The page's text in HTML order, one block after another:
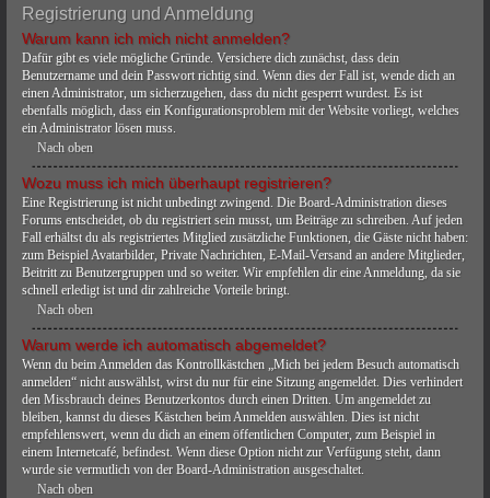
Registrierung und Anmeldung
Warum kann ich mich nicht anmelden?
Dafür gibt es viele mögliche Gründe. Versichere dich zunächst, dass dein
Benutzername und dein Passwort richtig sind. Wenn dies der Fall ist, wende dich an
einen Administrator, um sicherzugehen, dass du nicht gesperrt wurdest. Es ist
ebenfalls möglich, dass ein Konfigurationsproblem mit der Website vorliegt, welches
ein Administrator lösen muss.
Nach oben
Wozu muss ich mich überhaupt registrieren?
Eine Registrierung ist nicht unbedingt zwingend. Die Board-Administration dieses
Forums entscheidet, ob du registriert sein musst, um Beiträge zu schreiben. Auf jeden
Fall erhältst du als registriertes Mitglied zusätzliche Funktionen, die Gäste nicht haben:
zum Beispiel Avatarbilder, Private Nachrichten, E-Mail-Versand an andere Mitglieder,
Beitritt zu Benutzergruppen und so weiter. Wir empfehlen dir eine Anmeldung, da sie
schnell erledigt ist und dir zahlreiche Vorteile bringt.
Nach oben
Warum werde ich automatisch abgemeldet?
Wenn du beim Anmelden das Kontrollkästchen „Mich bei jedem Besuch automatisch
anmelden“ nicht auswählst, wirst du nur für eine Sitzung angemeldet. Dies verhindert
den Missbrauch deines Benutzerkontos durch einen Dritten. Um angemeldet zu
bleiben, kannst du dieses Kästchen beim Anmelden auswählen. Dies ist nicht
empfehlenswert, wenn du dich an einem öffentlichen Computer, zum Beispiel in
einem Internetcafé, befindest. Wenn diese Option nicht zur Verfügung steht, dann
wurde sie vermutlich von der Board-Administration ausgeschaltet.
Nach oben